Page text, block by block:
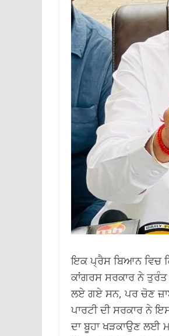
ਇਕ ਪ੍ਰੈਸ ਬਿਆਨ ਵਿਚ
ਕਾਂਗਰਸ ਸਰਕਾਰ ਨੇ
ਲਏ ਗਏ ਸਨ, ਪਰ ਚੋਣ
ਪਾਰਟੀ ਦੀ ਸਰਕਾਰ ਨੇ
ਦਾ ਬੂਹਾ ਖੜਕਾਉਣ ਲਈ